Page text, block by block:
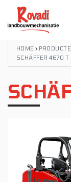
HOME ›
SCHÄFFER 4670 T